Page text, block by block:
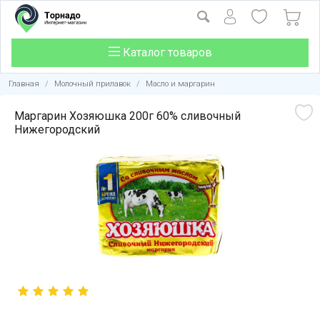
Каталог товаров
Главная / Молочный прилавок / Масло и маргарин
Маргарин Хозяюшка 200г 60% сливочный
Нижегородский